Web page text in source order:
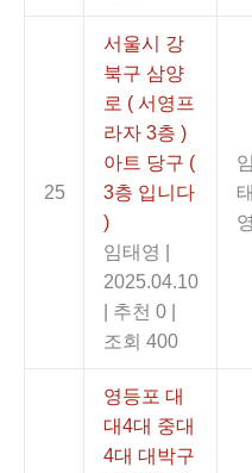
25
서울시 강
북구 삼양
로 ( 서영프
라자 3층 )
아트 당구 (
3층 입니다
)
임태영
2025.04.10
추천 0
조회 400
임
태
영
영등포 대
대4대 중대
4대 대박구